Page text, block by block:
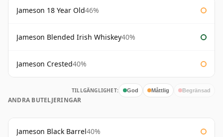
Jameson 18 Year Old46%
Jameson Blended Irish Whiskey40%
Jameson Crested40%
TILLGÄNGLIGHET: God Måttlig Begränsad
ANDRA BUTELJERINGAR
Jameson Black Barrel40%